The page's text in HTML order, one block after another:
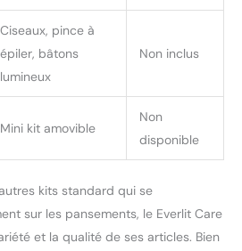
Ciseaux, pince à
épiler, bâtons
lumineux
Non inclus
Mini kit amovible
Non
disponible
kits standard qui se
sur les pansements, le Everlit Care
et la qualité de ses articles. Bien